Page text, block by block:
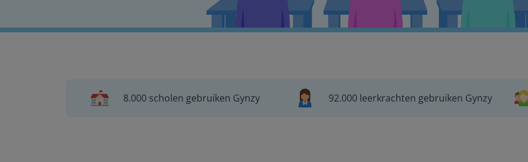
8.000 scholen gebruiken Gynzy 92.000 leerkrachten gebruiken Gynzy